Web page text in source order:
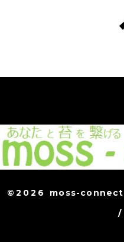
©2026 moss-connect
/